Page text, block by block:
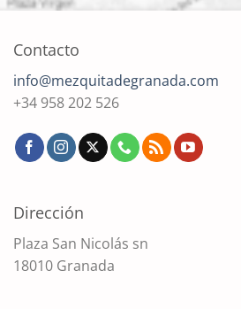
Contacto
info@mezquitadegranada.com
+34 958 202 526
Dirección
Plaza San Nicolás sn
18010 Granada